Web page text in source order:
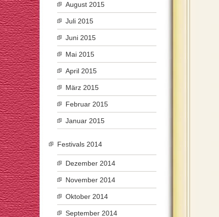
August 2015
Juli 2015
Juni 2015
Mai 2015
April 2015
März 2015
Februar 2015
Januar 2015
Festivals 2014
Dezember 2014
November 2014
Oktober 2014
September 2014